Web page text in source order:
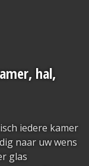
hal,
iedere kamer
naar uw wens
glas